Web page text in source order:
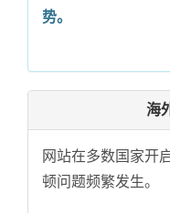
势。
海
网站在多数国家开
顿问题频繁发生。